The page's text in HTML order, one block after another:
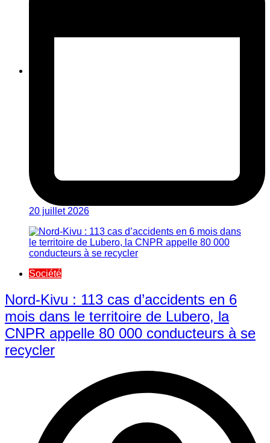
20 juillet 2026
Société
Nord-Kivu : 113 cas d’accidents en 6
mois dans le territoire de Lubero, la
CNPR appelle 80 000 conducteurs à se
recycler